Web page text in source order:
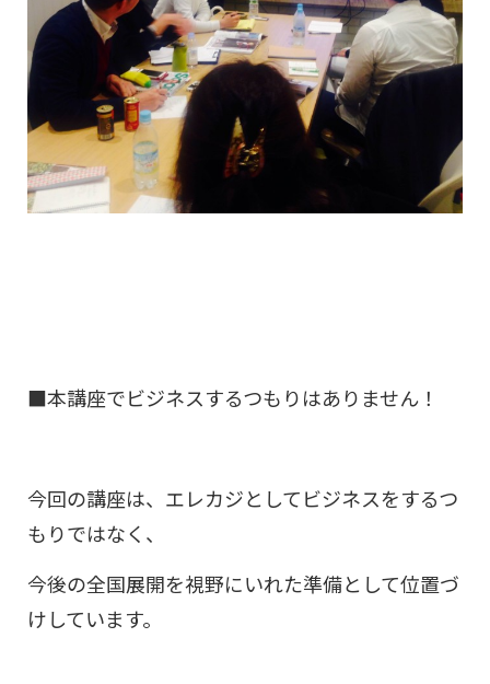
■本講座でビジネスするつもりはありません！
今回の講座は、エレカジとしてビジネスをするつ
もりではなく、
今後の全国展開を視野にいれた準備として位置づ
けしています。